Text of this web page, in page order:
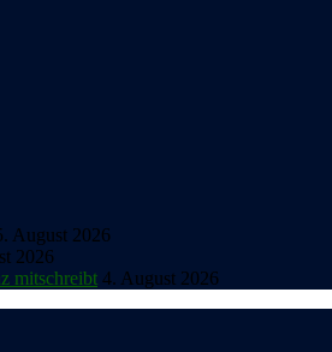
August 2026
2026
mitschreibt 4. August 2026